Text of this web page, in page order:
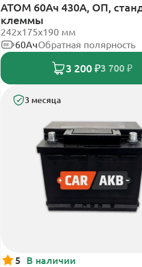
АТОМ 60Ач 430А, ОП,
клеммы
242х175х190 мм
60АчОбратная полярность
3 200 ₽3 700 ₽
3 месяца
5 В наличии